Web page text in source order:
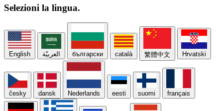
Selezioni la lingua.
English العربيّة български català 繁體中文 Hrvatski
česky dansk Nederlands eesti suomi français